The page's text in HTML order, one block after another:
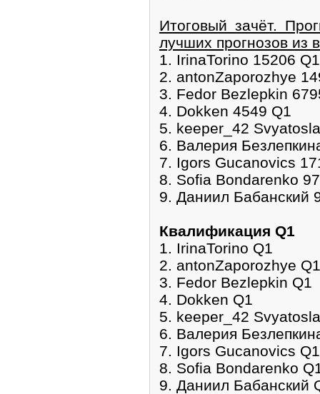
Итоговый зачёт.
лучших прогнозов из
1. IrinaTorino 15206 Q1
2. antonZaporozhye
3. Fedor Bezlepkin
4. Dokken 4549 Q1
5. keeper_42
6. Валерия
7. Igors Gucanovics
8. Sofia Bondarenko
9. Даниил Бабанский
Квалификация Q1
1. IrinaTorino Q1
2. antonZaporozhye Q1
3. Fedor Bezlepkin Q1
4. Dokken Q1
5. keeper_42
6. Валерия
7. Igors Gucanovics Q1
8. Sofia Bondarenko
9. Даниил Бабанский